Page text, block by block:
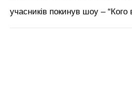
учасників покинув шоу – “Кого